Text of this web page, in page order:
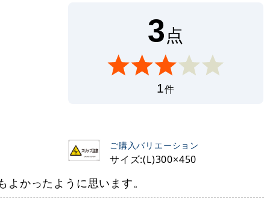
3点
1件
ご購入バリエーション
サイズ:(L)300×450
かったように思います。